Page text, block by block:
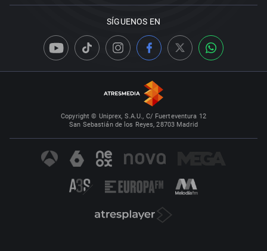
SÍGUENOS EN
Copyright © Uniprex, S.A.U., C/ Fuerteventura 12
San Sebastián de los Reyes, 28703 Madrid